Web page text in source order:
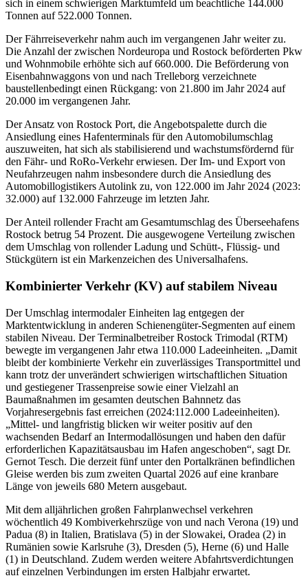
sich in einem schwierigen Marktumfeld um beachtliche 144.000
Tonnen auf 522.000 Tonnen.
Der Fährreiseverkehr nahm auch im vergangenen Jahr weiter zu.
Die Anzahl der zwischen Nordeuropa und Rostock beförderten Pkw
und Wohnmobile erhöhte sich auf 660.000. Die Beförderung von
Eisenbahnwaggons von und nach Trelleborg verzeichnete
baustellenbedingt einen Rückgang: von 21.800 im Jahr 2024 auf
20.000 im vergangenen Jahr.
Der Ansatz von Rostock Port, die Angebotspalette durch die
Ansiedlung eines Hafenterminals für den Automobilumschlag
auszuweiten, hat sich als stabilisierend und wachstumsfördernd für
den Fähr- und RoRo-Verkehr erwiesen. Der Im- und Export von
Neufahrzeugen nahm insbesondere durch die Ansiedlung des
Automobillogistikers Autolink zu, von 122.000 im Jahr 2024 (2023:
32.000) auf 132.000 Fahrzeuge im letzten Jahr.
Der Anteil rollender Fracht am Gesamtumschlag des Überseehafens
Rostock betrug 54 Prozent. Die ausgewogene Verteilung zwischen
dem Umschlag von rollender Ladung und Schütt-, Flüssig- und
Stückgütern ist ein Markenzeichen des Universalhafens.
Kombinierter Verkehr (KV) auf stabilem Niveau
Der Umschlag intermodaler Einheiten lag entgegen der
Marktentwicklung in anderen Schienengüter-Segmenten auf einem
stabilen Niveau. Der Terminalbetreiber Rostock Trimodal (RTM)
bewegte im vergangenen Jahr etwa 110.000 Ladeeinheiten. „Damit
bleibt der kombinierte Verkehr ein zuverlässiges Transportmittel und
kann trotz der unverändert schwierigen wirtschaftlichen Situation
und gestiegener Trassenpreise sowie einer Vielzahl an
Baumaßnahmen im gesamten deutschen Bahnnetz das
Vorjahresergebnis fast erreichen (2024:112.000 Ladeeinheiten).
„Mittel- und langfristig blicken wir weiter positiv auf den
wachsenden Bedarf an Intermodallösungen und haben den dafür
erforderlichen Kapazitätsausbau im Hafen angeschoben“, sagt Dr.
Gernot Tesch. Die derzeit fünf unter den Portalkränen befindlichen
Gleise werden bis zum zweiten Quartal 2026 auf eine kranbare
Länge von jeweils 680 Metern ausgebaut.
Mit dem alljährlichen großen Fahrplanwechsel verkehren
wöchentlich 49 Kombiverkehrszüge von und nach Verona (19) und
Padua (8) in Italien, Bratislava (5) in der Slowakei, Oradea (2) in
Rumänien sowie Karlsruhe (3), Dresden (5), Herne (6) und Halle
(1) in Deutschland. Zudem werden weitere Abfahrtsverdichtungen
auf einzelnen Verbindungen im ersten Halbjahr erwartet.